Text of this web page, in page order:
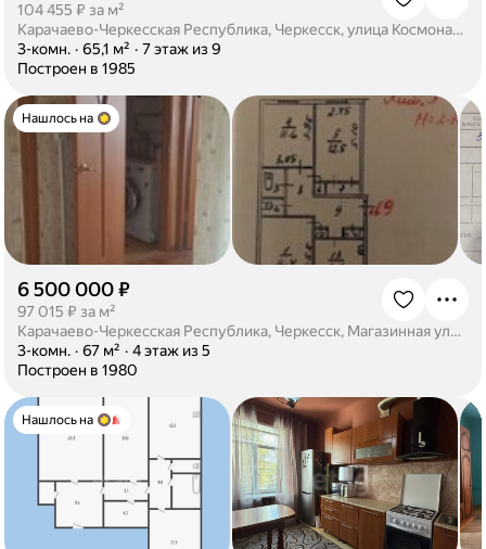
104 455 ₽ за м²
Карачаево-Черкесская Республика, Черкесск, улица Космонавтов, 27
3-комн. · 65,1 м² · 7 этаж из 9
Построен в 1985
Нашлось на
6 500 000 ₽
97 015 ₽ за м²
Карачаево-Черкесская Республика, Черкесск, Магазинная улица, 26
3-комн. · 67 м² · 4 этаж из 5
Построен в 1980
Нашлось на